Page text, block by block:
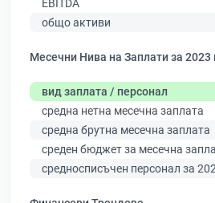
EBITDA
общо активи
Месечни Нива на Заплати за 2023
вид заплата / персонал
средна нетна месечна заплата
средна брутна месечна заплата
среден бюджет за месечна
средносписъчен персонал за